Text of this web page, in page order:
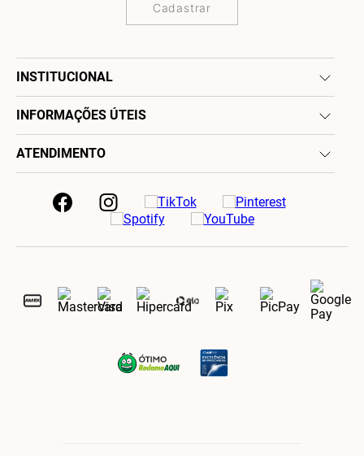
Cadastrar
INSTITUCIONAL
INFORMAÇÕES ÚTEIS
ATENDIMENTO